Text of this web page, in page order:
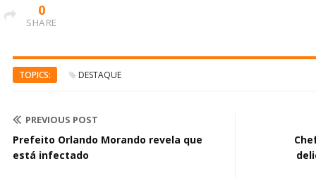
0
SHARE
TOPICS: DESTAQUE
PREVIOUS POST
Prefeito Orlando Morando revela que
está infectado